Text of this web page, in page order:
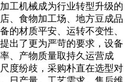
工机械成为行业转型升级的
、食物加工场、地方豆成品
的材质平安、运转不变性、
出了更为严苛的要求，设备
、产物质量取持久运营成
度纷歧，采购朴直在选型对